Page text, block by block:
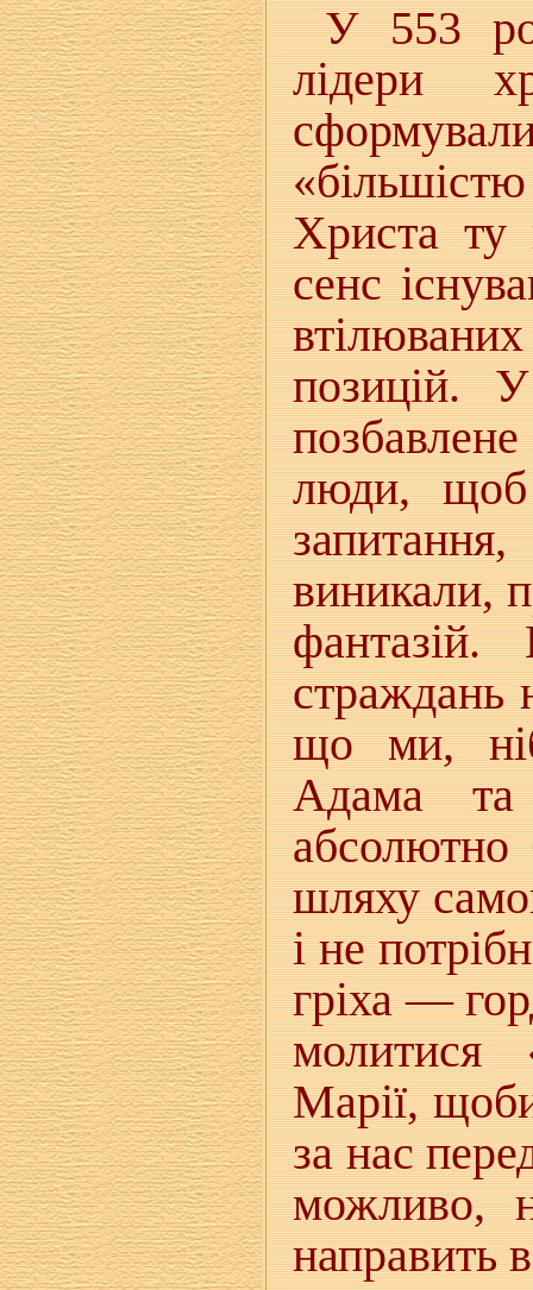
У 553
лідери
Христа ту
сенс
позицій.
люди, щоб
виникали,
страждань
що ми,
Адама
абсолютно
шляху
і не
гріха —
молитися
Марії,
за нас
можливо,
направить